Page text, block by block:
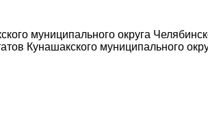
муниципального округа
Кунашакского муниципального